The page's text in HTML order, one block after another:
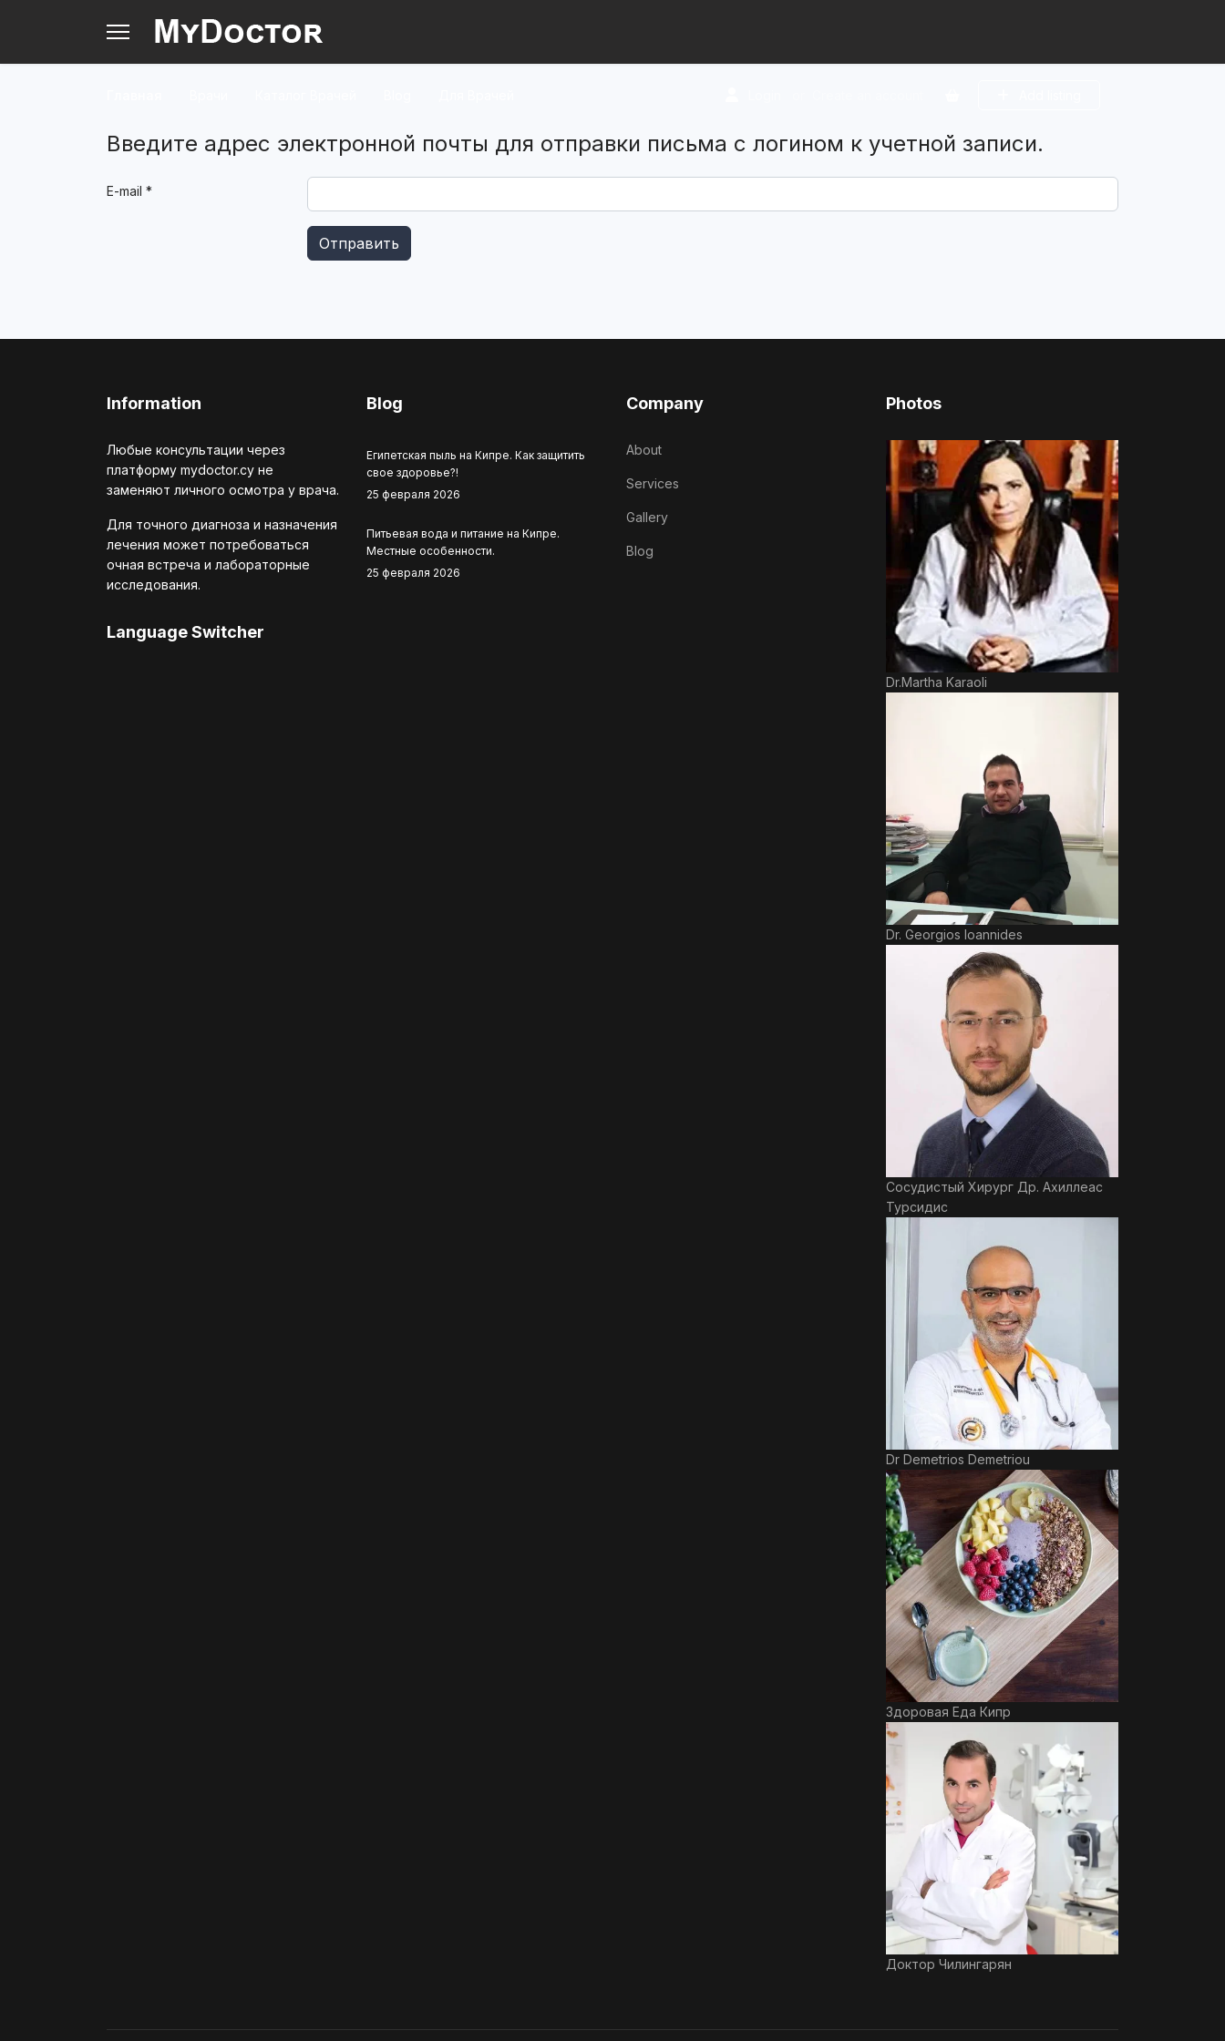
Введите адрес электронной почты для отправки письма с логином к учетной записи.
E-mail *
Отправить
Information
Любые консультации через
платформу mydoctor.cy не
заменяют личного осмотра у врача.
Для точного диагноза и назначения
лечения может потребоваться
очная встреча и лабораторные
исследования.
Language Switcher
Blog
Египетская пыль на Кипре. Как защитить
свое здоровье?!
25 февраля 2026
Питьевая вода и питание на Кипре.
Местные особенности.
25 февраля 2026
Company
About
Services
Gallery
Blog
Photos
Dr.Martha Karaoli
Dr. Georgios Ioannides
Сосудистый Хирург Др. Ахиллеас
Турсидис
Dr Demetrios Demetriou
Здоровая Еда Кипр
Доктор Чилингарян